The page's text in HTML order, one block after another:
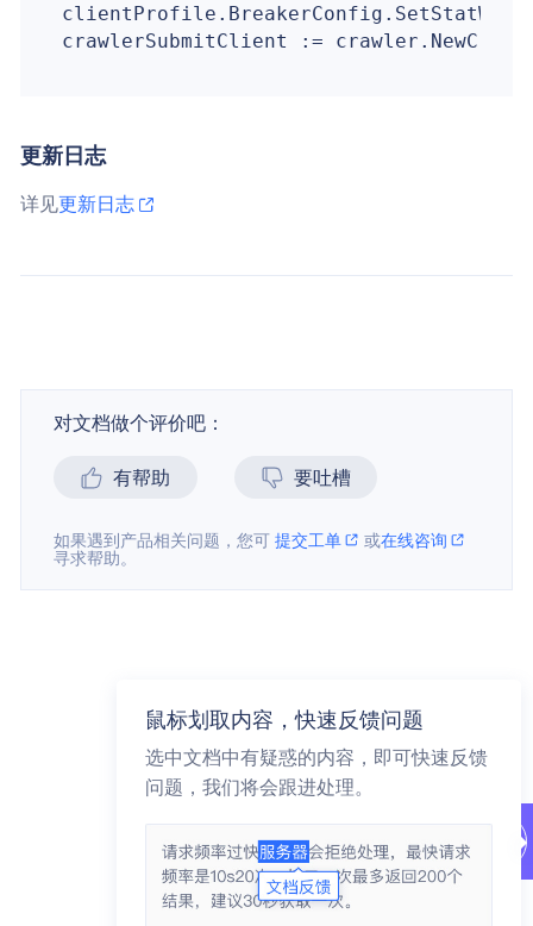
更新日志
详见更新日志
对文档做个评价吧：
有帮助 要吐槽
如果遇到产品相关问题，您可提交工单 或在线咨询
寻求帮助。
鼠标划取内容，快速反馈问题
选中文档中有疑惑的内容，即可快速反馈
问题，我们将会跟进处理。